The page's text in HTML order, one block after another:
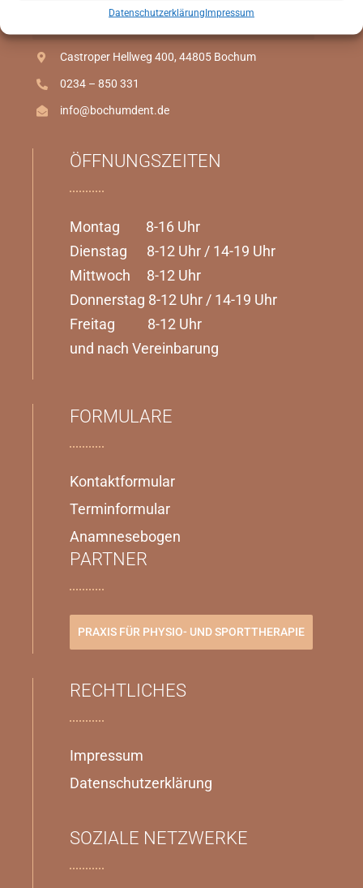
DatenschutzerklärungImpressum
Castroper Hellweg 400, 44805 Bochum
0234 – 850 331
info@bochumdent.de
ÖFFNUNGSZEITEN
Montag 8-16 Uhr
Dienstag 8-12 Uhr / 14-19 Uhr
Mittwoch 8-12 Uhr
Donnerstag 8-12 Uhr / 14-19 Uhr
Freitag 8-12 Uhr
und nach Vereinbarung
FORMULARE
Kontaktformular
Terminformular
Anamnesebogen
PARTNER
PRAXIS FÜR PHYSIO- UND SPORTTHERAPIE
RECHTLICHES
Impressum
Datenschutzerklärung
SOZIALE NETZWERKE